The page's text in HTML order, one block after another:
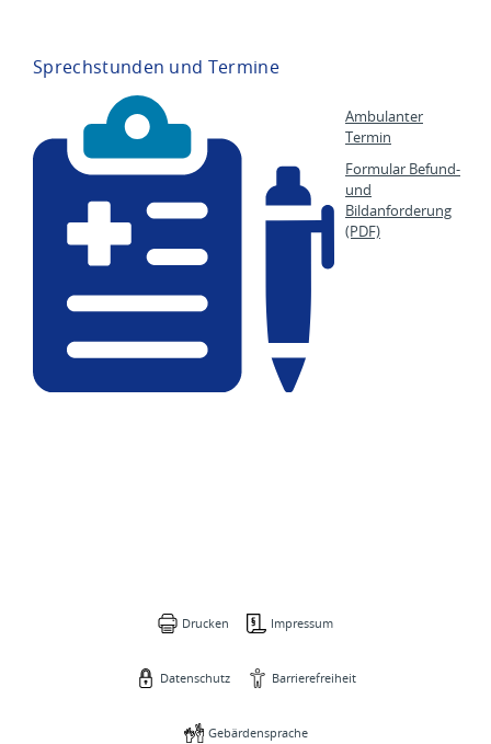
Sprechstunden und Termine
Ambulanter
Termin
Formular Befund-
und
Bildanforderung
(PDF)
Drucken Impressum
Datenschutz Barrierefreiheit
Gebärdensprache